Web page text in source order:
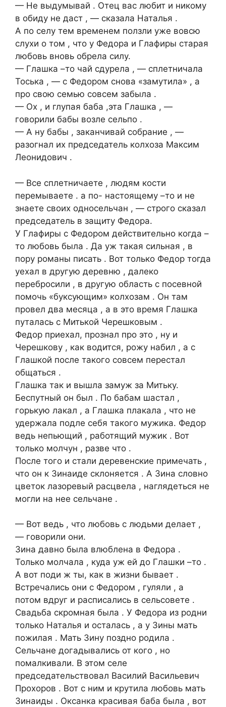
— Не выдумывай . Отец вас любит и никому
в обиду не даст , — сказала Наталья .
А по селу тем временем ползли уже вовсю
слухи о том , что у Федора и Глафиры старая
любовь вновь обрела силу.
— Глашка –то чай сдурела , — сплетничала
Тоська , — с Федором снова «замутила» , а
про свою семью совсем забыла .
— Ох , и глупая баба ,эта Глашка , —
говорили бабы возле сельпо .
— А ну бабы , заканчивай собрание , —
разогнал их председатель колхоза Максим
Леонидович .
— Все сплетничаете , людям кости
перемываете . а по- настоящему –то и не
знаете своих односельчан , — строго сказал
председатель в защиту Федора.
У Глафиры с Федором действительно когда –
то любовь была . Да уж такая сильная , в
пору романы писать . Вот только Федор тогда
уехал в другую деревню , далеко
перебросили , в другую область с посевной
помочь «буксующим» колхозам . Он там
провел два месяца , а в это время Глашка
путалась с Митькой Черешковым .
Федор приехал, прознал про это , ну и
Черешкову , как водится, рожу набил , а с
Глашкой после такого совсем перестал
общаться .
Глашка так и вышла замуж за Митьку.
Беспутный он был . По бабам шастал ,
горькую лакал , а Глашка плакала , что не
удержала подле себя такого мужика. Федор
ведь непьющий , работящий мужик . Вот
только молчун , разве что .
После того и стали деревенские примечать ,
что он к Зинаиде склоняется . А Зина словно
цветок лазоревый расцвела , наглядеться не
могли на нее сельчане .
— Вот ведь , что любовь с людьми делает ,
— говорили они.
Зина давно была влюблена в Федора .
Только молчала , куда уж ей до Глашки –то .
А вот поди ж ты, как в жизни бывает .
Встречались они с Федором , гуляли , а
потом вдруг и расписались в сельсовете .
Свадьба скромная была . У Федора из родни
только Наталья и осталась , а у Зины мать
пожилая . Мать Зину поздно родила .
Сельчане догадывались от кого , но
помалкивали. В этом селе
председательствовал Василий Васильевич
Прохоров . Вот с ним и крутила любовь мать
Зинаиды . Оксанка красивая баба была , вот